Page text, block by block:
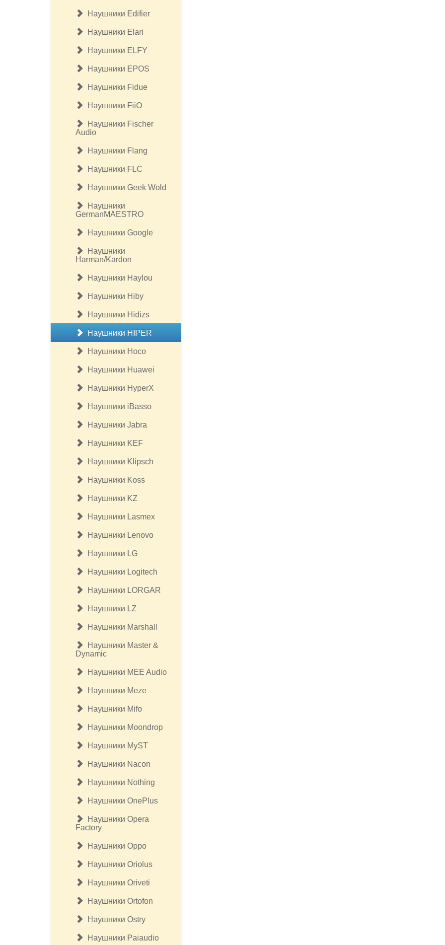
Наушники Edifier
Наушники Elari
Наушники ELFY
Наушники EPOS
Наушники Fidue
Наушники FiiO
Наушники Fischer
Audio
Наушники Flang
Наушники FLC
Наушники Geek Wold
Наушники
GermanMAESTRO
Наушники Google
Наушники
Harman/Kardon
Наушники Haylou
Наушники Hiby
Наушники Hidizs
Наушники HIPER
Наушники Hoco
Наушники Huawei
Наушники HyperX
Наушники iBasso
Наушники Jabra
Наушники KEF
Наушники Klipsсh
Наушники Koss
Наушники KZ
Наушники Lasmex
Наушники Lenovo
Наушники LG
Наушники Logitech
Наушники LORGAR
Наушники LZ
Наушники Marshall
Наушники Master &
Dynamic
Наушники MEE Audio
Наушники Meze
Наушники Mifo
Наушники Moondrop
Наушники MyST
Наушники Nacon
Наушники Nothing
Наушники OnePlus
Наушники Opera
Factory
Наушники Oppo
Наушники Oriolus
Наушники Oriveti
Наушники Ortofon
Наушники Ostry
Наушники Paiaudio